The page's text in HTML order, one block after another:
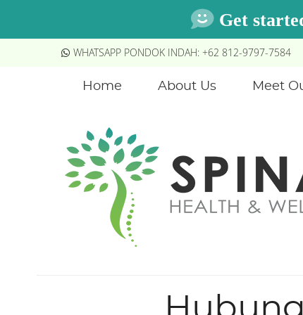
WHATSAPP PONDOK INDAH: +62 812-9797-7584
Home About Us Meet